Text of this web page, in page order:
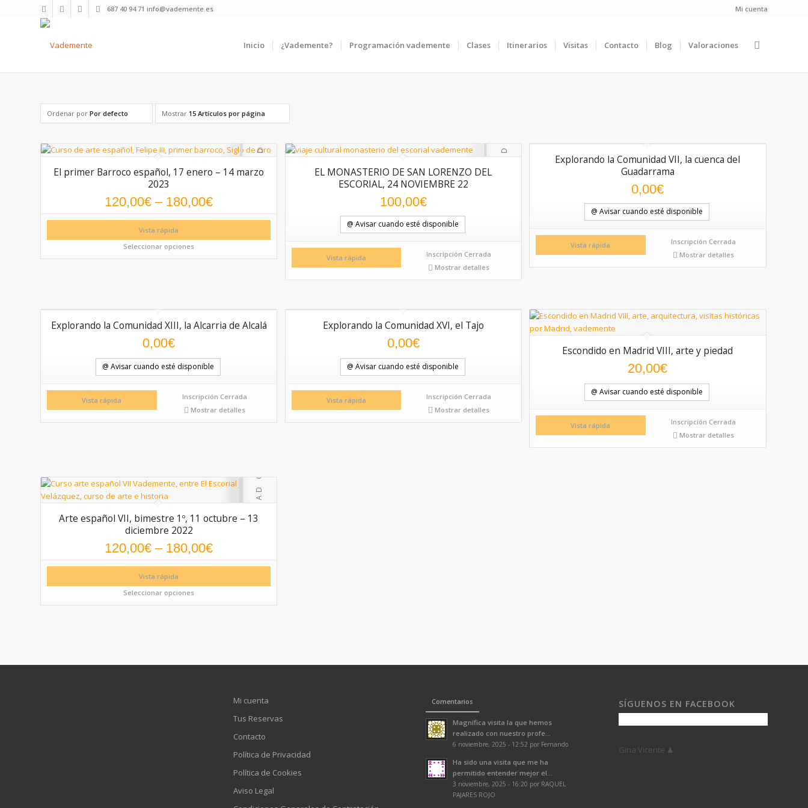
Mi cuenta
687 40 94 71 info@vademente.es
Inicio ¿Vademente? Programación vademente Clases Itinerarios Visitas Contacto Blog Valoraciones
Ordenar por Por defecto Mostrar 15 Artículos por página
El primer Barroco español, 17 enero – 14 marzo
2023
120,00€ – 180,00€
Vista rápida
Seleccionar opciones
EL MONASTERIO DE SAN LORENZO DEL
ESCORIAL, 24 NOVIEMBRE 22
100,00€
@ Avisar cuando esté disponible
Vista rápida
Inscripción Cerrada
Mostrar detalles
Explorando la Comunidad VII, la cuenca del
Guadarrama
0,00€
@ Avisar cuando esté disponible
Vista rápida
Inscripción Cerrada
Mostrar detalles
Explorando la Comunidad XIII, la Alcarria de Alcalá
0,00€
@ Avisar cuando esté disponible
Vista rápida
Inscripción Cerrada
Mostrar detalles
Explorando la Comunidad XVI, el Tajo
0,00€
@ Avisar cuando esté disponible
Vista rápida
Inscripción Cerrada
Mostrar detalles
Escondido en Madrid VIII, arte y piedad
20,00€
@ Avisar cuando esté disponible
Vista rápida
Inscripción Cerrada
Mostrar detalles
Arte español VII, bimestre 1º, 11 octubre – 13
diciembre 2022
120,00€ – 180,00€
Vista rápida
Seleccionar opciones
Mi cuenta
Tus Reservas
Contacto
Política de Privacidad
Política de Cookies
Aviso Legal
Comentarios
Magnífica visita la que hemos
realizado con nuestro profe...
6 noviembre, 2025 - 12:52 por Fernando
Ha sido una visita que me ha
permitido entender mejor el...
3 noviembre, 2025 - 16:20 por RAQUEL
PAJARES ROJO
SÍGUENOS EN FACEBOOK
Gina Vicente ♟